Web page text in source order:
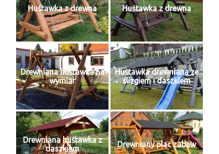
Huśtawka z drewna Huśtawka z drewna
Drewniana huśtawka na
wymiar
Huśtawka drewniana ze
ślizgiem i daszkiem
Drewniana huśtawka z
daszkiem
Drewniany plac zabaw